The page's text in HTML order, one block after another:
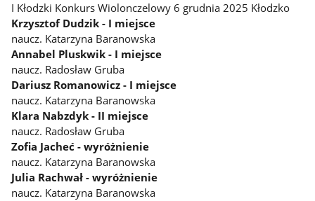
I Kłodzki Konkurs Wiolonczelowy 6 grudnia 2025 Kłodzko
Krzysztof Dudzik - I miejsce
naucz. Katarzyna Baranowska
Annabel Pluskwik - I miejsce
naucz. Radosław Gruba
Dariusz Romanowicz - I miejsce
naucz. Katarzyna Baranowska
Klara Nabzdyk - II miejsce
naucz. Radosław Gruba
Zofia Jacheć - wyróżnienie
naucz. Katarzyna Baranowska
Julia Rachwał - wyróżnienie
naucz. Katarzyna Baranowska